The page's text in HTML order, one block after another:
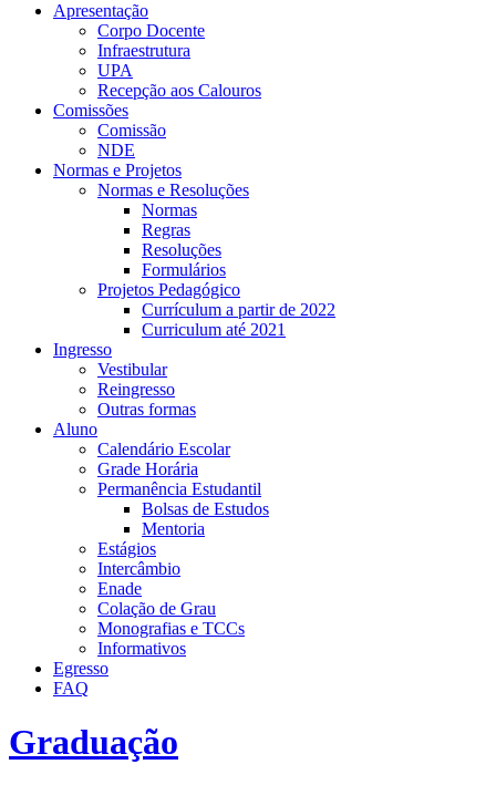
Apresentação
Corpo Docente
Infraestrutura
UPA
Recepção aos Calouros
Comissões
Comissão
NDE
Normas e Projetos
Normas e Resoluções
Normas
Regras
Resoluções
Formulários
Projetos Pedagógico
Currículum a partir de 2022
Curriculum até 2021
Ingresso
Vestibular
Reingresso
Outras formas
Aluno
Calendário Escolar
Grade Horária
Permanência Estudantil
Bolsas de Estudos
Mentoria
Estágios
Intercâmbio
Enade
Colação de Grau
Monografias e TCCs
Informativos
Egresso
FAQ
Graduação